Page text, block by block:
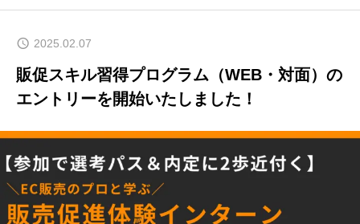
2025.02.07
販促スキル習得プログラム（WEB・対面）の
エントリーを開始いたしました！